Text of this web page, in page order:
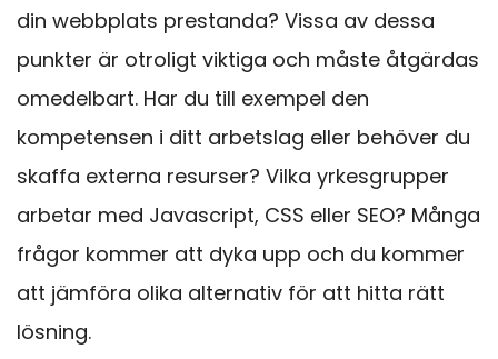
din webbplats prestanda? Vissa av dessa
punkter är otroligt viktiga och måste åtgärdas
omedelbart. Har du till exempel den
kompetensen i ditt arbetslag eller behöver du
skaffa externa resurser? Vilka yrkesgrupper
arbetar med Javascript, CSS eller SEO? Många
frågor kommer att dyka upp och du kommer
att jämföra olika alternativ för att hitta rätt
lösning.